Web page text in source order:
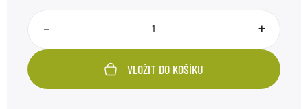
– +
VLOŽIT DO KOŠÍKU